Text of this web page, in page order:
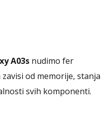
A03s nudimo fer
od memorije, stanja
svih komponenti.